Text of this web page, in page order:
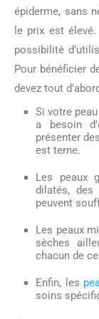
épiderme, sans
le prix est
possibilité
Pour bénéficier
devez tout
Si votre
a besoin
présenter
est terne.
Les peaux
dilatés,
peuvent
Les peaux
sèches
chacun de
Enfin, les
soins